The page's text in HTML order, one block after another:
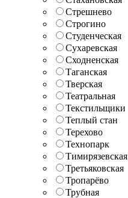
Стрешнево
Строгино
Студенческая
Сухаревская
Сходненская
Таганская
Тверская
Театральная
Текстильщики
Теплый стан
Терехово
Технопарк
Тимирязевская
Третьяковская
Тропарёво
Трубная